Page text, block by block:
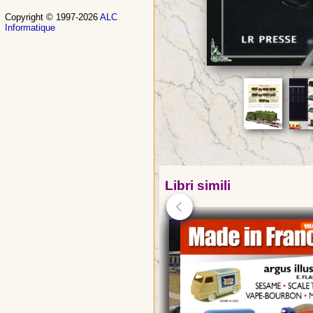
Libri simili
Copyright © 1997-2026 ALC
Informatique